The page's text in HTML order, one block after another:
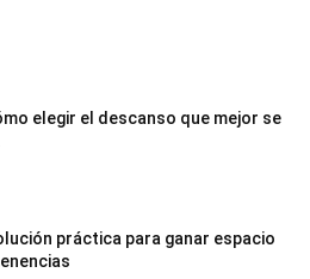
elegir el descanso que mejor se
práctica para ganar espacio